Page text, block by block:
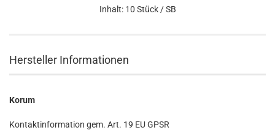
Inhalt: 10 Stück / SB
Hersteller Informationen
Korum
Kontaktinformation gem. Art. 19 EU GPSR